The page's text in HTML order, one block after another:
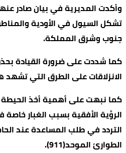
وأكدت المديرية في بيان صادر
تشكل السيول في الأودية
جنوب وشرق المملكة.
كما شددت على ضرورة القيادة
الانزلاقات على الطرق التي تشهد
كما نبهت على أهمية أخذ
الرؤية الأفقية بسبب الغبار
التردد في طلب المساعدة عند
الطوارئ الموحد(911).